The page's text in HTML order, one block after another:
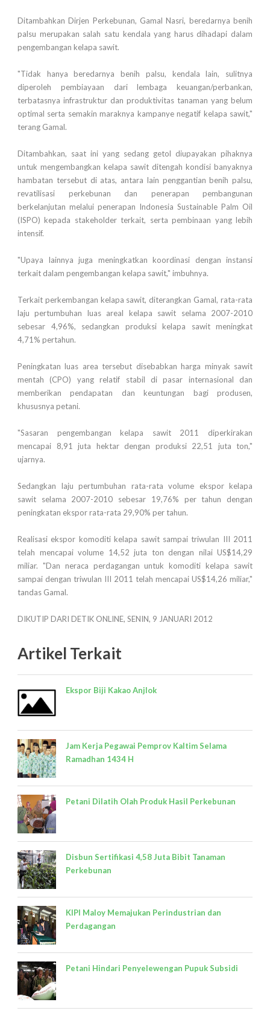
Ditambahkan Dirjen Perkebunan, Gamal Nasri, beredarnya benih
palsu merupakan salah satu kendala yang harus dihadapi dalam
pengembangan kelapa sawit.
"Tidak hanya beredarnya benih palsu, kendala lain, sulitnya
diperoleh pembiayaan dari lembaga keuangan/perbankan,
terbatasnya infrastruktur dan produktivitas tanaman yang belum
optimal serta semakin maraknya kampanye negatif kelapa sawit,"
terang Gamal.
Ditambahkan, saat ini yang sedang getol diupayakan pihaknya
untuk mengembangkan kelapa sawit ditengah kondisi banyaknya
hambatan tersebut di atas, antara lain penggantian benih palsu,
revatilisasi perkebunan dan penerapan pembangunan
berkelanjutan melalui penerapan Indonesia Sustainable Palm Oil
(ISPO) kepada stakeholder terkait, serta pembinaan yang lebih
intensif.
"Upaya lainnya juga meningkatkan koordinasi dengan instansi
terkait dalam pengembangan kelapa sawit," imbuhnya.
Terkait perkembangan kelapa sawit, diterangkan Gamal, rata-rata
laju pertumbuhan luas areal kelapa sawit selama 2007-2010
sebesar 4,96%, sedangkan produksi kelapa sawit meningkat
4,71% pertahun.
Peningkatan luas area tersebut disebabkan harga minyak sawit
mentah (CPO) yang relatif stabil di pasar internasional dan
memberikan pendapatan dan keuntungan bagi produsen,
khususnya petani.
"Sasaran pengembangan kelapa sawit 2011 diperkirakan
mencapai 8,91 juta hektar dengan produksi 22,51 juta ton,"
ujarnya.
Sedangkan laju pertumbuhan rata-rata volume ekspor kelapa
sawit selama 2007-2010 sebesar 19,76% per tahun dengan
peningkatan ekspor rata-rata 29,90% per tahun.
Realisasi ekspor komoditi kelapa sawit sampai triwulan III 2011
telah mencapai volume 14,52 juta ton dengan nilai US$14,29
miliar. "Dan neraca perdagangan untuk komoditi kelapa sawit
sampai dengan triwulan III 2011 telah mencapai US$14,26 miliar,"
tandas Gamal.
DIKUTIP DARI DETIK ONLINE, SENIN, 9 JANUARI 2012
Artikel Terkait
Ekspor Biji Kakao Anjlok
Jam Kerja Pegawai Pemprov Kaltim Selama
Ramadhan 1434 H
Petani Dilatih Olah Produk Hasil Perkebunan
Disbun Sertifikasi 4,58 Juta Bibit Tanaman
Perkebunan
KIPI Maloy Memajukan Perindustrian dan
Perdagangan
Petani Hindari Penyelewengan Pupuk Subsidi